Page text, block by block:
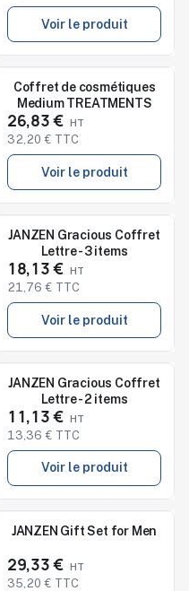
Voir le produit
Nouveau
Coffret de cosmétiques
Medium TREATMENTS
26,83 €
32,20 € TTC
Voir le produit
Nouveau
JANZEN Gracious Coffret
Lettre - 3 items
18,13 €
21,76 € TTC
Voir le produit
Nouveau
JANZEN Gracious Coffret
Lettre - 2 items
11,13 €
13,36 € TTC
Voir le produit
Nouveau
JANZEN Gift Set for Men
29,33 €
35,20 € TTC